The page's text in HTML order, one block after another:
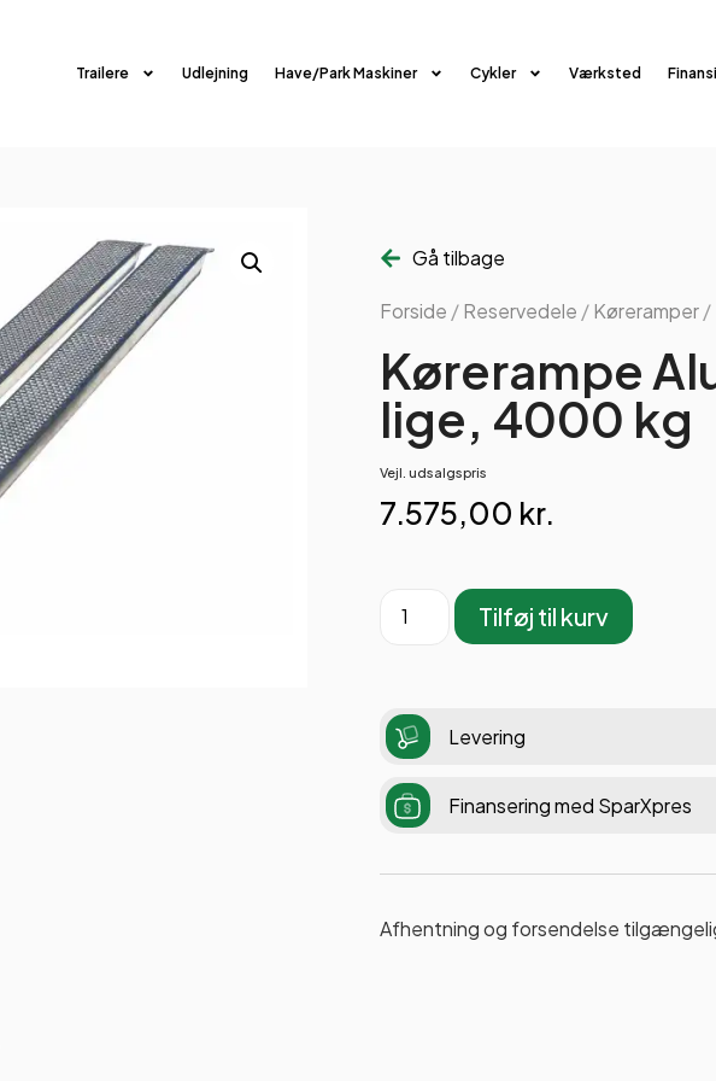
Trailere Udlejning Have/Park Maskiner Cykler Værksted
Gå tilbage
Forside /Reservedele /Køreramper/
Kørerampe
lige, 4000 kg
Vejl. udsalgspris
7.575,00 kr.
Tilføj til kurv
Levering
Finansering med SparXpres
Afhentning og forsendelse